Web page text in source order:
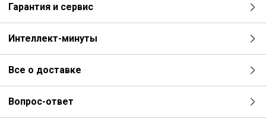
Гарантия и сервис
Интеллект-минуты
Все о доставке
Вопрос-ответ